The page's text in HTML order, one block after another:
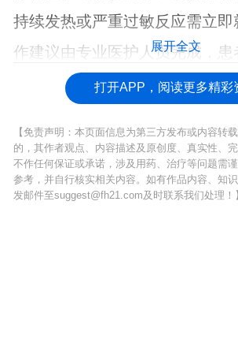
持续发热或严重过敏反应需立即
作建议由专业医护人员完成，患
经充分培训。
展开全文
打开APP，阅读更多精彩
【免责声明：本页面信息为第三方发布或内容转
的，其作者观点、内容描述及原创度、真实性、
不作任何保证或承诺，涉及用药、治疗等问题需
参考，并自行核实相关内容。如有作品内容、知
发邮件至suggest@fh21.com及时联系我们处理！